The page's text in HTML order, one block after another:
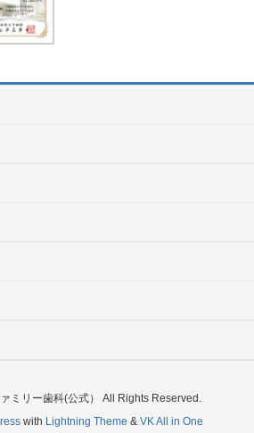
ミリー歯科(公式） All Rights Reserved.
with Lightning Theme & VK All in One